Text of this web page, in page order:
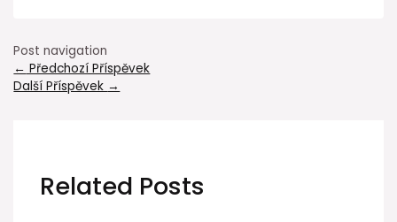
Post navigation
← Předchozí Příspěvek
Další Příspěvek →
Related Posts